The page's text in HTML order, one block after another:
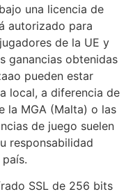
una licencia de
autorizado para
de la UE y
ganancias obtenidas
pueden estar
local, a diferencia de
la MGA (Malta) o las
de juego suelen
responsabilidad
SSL de 256 bits